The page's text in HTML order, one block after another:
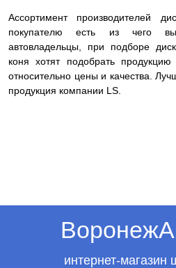
Ассортимент производителей
покупателю есть из чего
автовладельцы, при подборе
коня хотят подобрать
относительно цены и качества.
продукция компании LS.
интернет-магазин